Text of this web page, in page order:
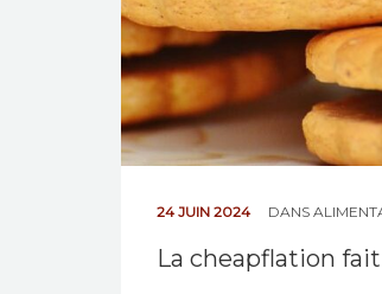
24 JUIN 2024 DANS
La cheapflation